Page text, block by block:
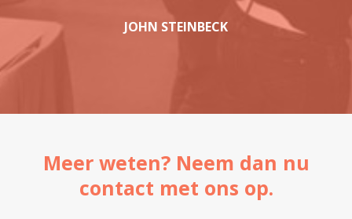
JOHN STEINBECK
Meer weten? Neem dan nu
contact met ons op.